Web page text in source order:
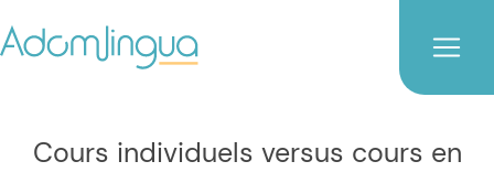
Cours individuels versus cours en